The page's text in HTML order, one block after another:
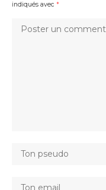
indiqués avec *